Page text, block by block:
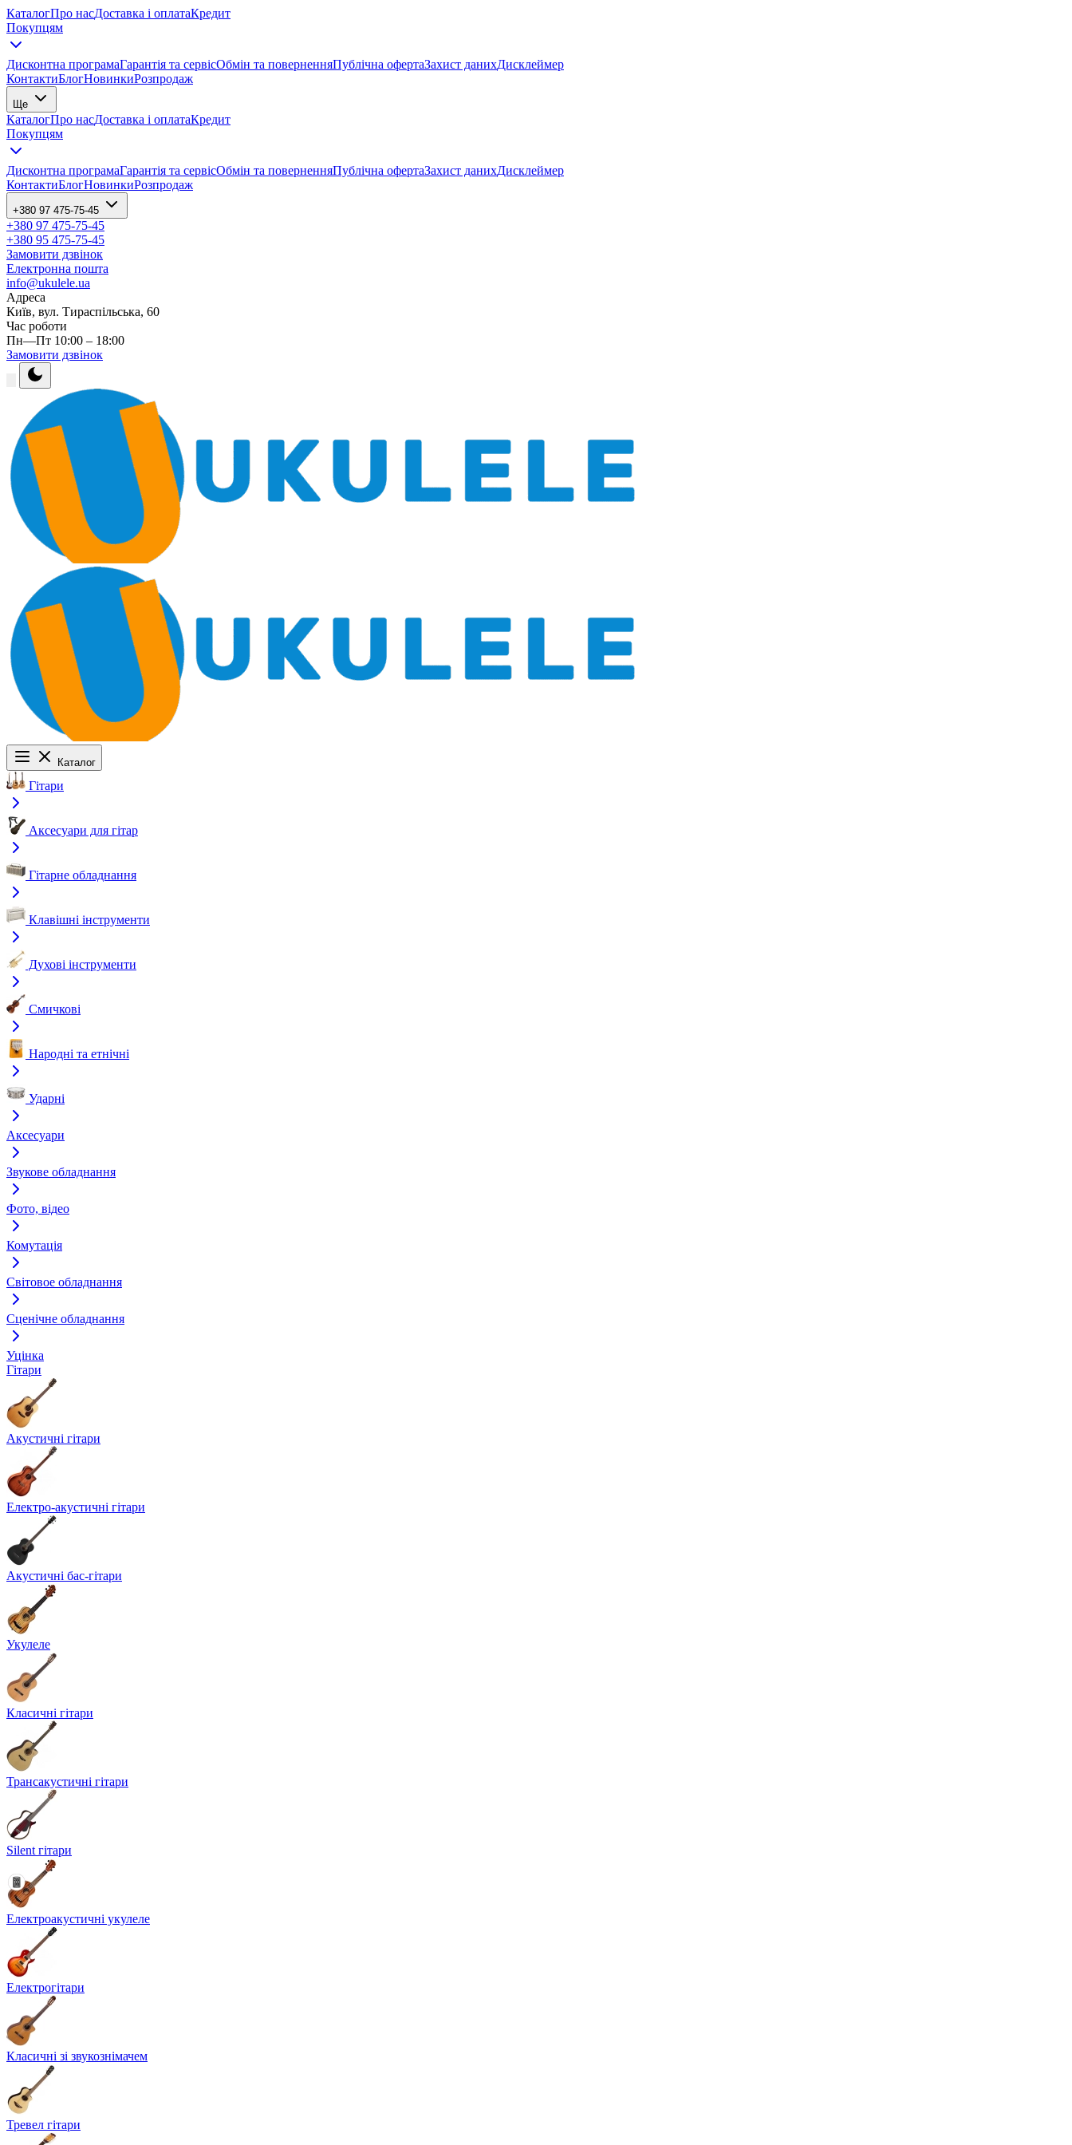
КаталогПро насДоставка і оплатаКредит
Покупцям
Дисконтна програмаГарантія та сервісОбмін та поверненняПублічна офертаЗахист данихДисклеймер
КонтактиБлогНовинкиРозпродаж
Ще
КаталогПро насДоставка і оплатаКредит
Покупцям
Дисконтна програмаГарантія та сервісОбмін та поверненняПублічна офертаЗахист данихДисклеймер
КонтактиБлогНовинкиРозпродаж
+380 97 475-75-45
+380 97 475-75-45
+380 95 475-75-45
Замовити дзвінок
Електронна пошта
info@ukulele.ua
Адреса
Київ, вул. Тираспільська, 60
Час роботи
Пн—Пт 10:00 – 18:00
Замовити дзвінок
Каталог
Гітари
Аксесуари для гітар
Гітарне обладнання
Клавішні інструменти
Духові інструменти
Смичкові
Народні та етнічні
Ударні
Аксесуари
Звукове обладнання
Фото, відео
Комутація
Світовое обладнання
Сценічне обладнання
Уцінка
Гітари
Акустичні гітари
Електро-акустичні гітари
Акустичні бас-гітари
Укулеле
Класичні гітари
Трансакустичні гітари
Silent гітари
Електроакустичні укулеле
Електрогітари
Класичні зі звукознімачем
Тревел гітари